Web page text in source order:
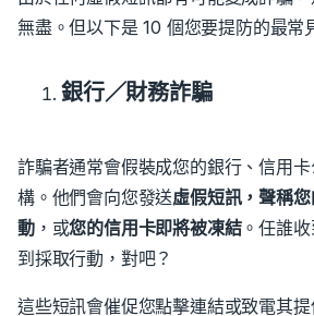
無盡。但以下是 10 個您要提防的最常
銀行／財務詐騙
詐騙者通常會假裝成您的銀行、信用
構。 他們會向您發送虛假短訊，聲稱
動，或您的信用卡即將被凍結。任誰
到採取行動，對吧？
這些短訊會催促您點擊連結或致電其